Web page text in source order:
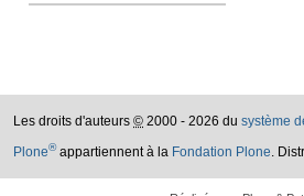
Les droits d'auteurs © 2000 - 2026 du système
Plone®appartiennent à la Fondation Plone.